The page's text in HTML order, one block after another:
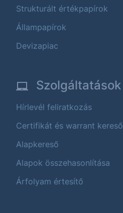
Strukturált értékpapírok
Állampapírok
Devizapiac
Szolgáltatások
Hírlevél feliratkozás
Certifikát és warrant kereső
Alapkereső
Alapok összehasonlítása
Árfolyam értesítő